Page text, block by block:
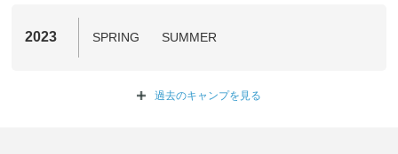
2023 SPRING SUMMER
過去のキャンプを 見る